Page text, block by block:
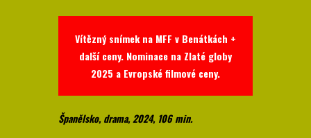
Vítězný snímek na MFF v Benátkách +
další ceny. Nominace na Zlaté globy
2025 a Evropské filmové ceny.
Španělsko, drama, 2024, 106 min.